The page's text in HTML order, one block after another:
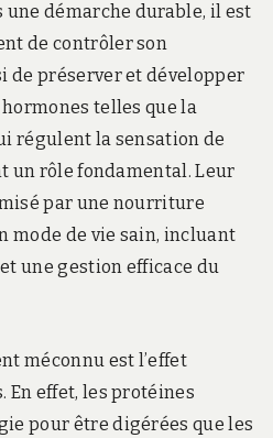
démarche durable, il est
de contrôler son
de préserver et développer
telles que la
régulent la sensation de
un rôle fondamental. Leur
par une nourriture
mode de vie sain, incluant
une gestion efficace du
méconnu est l’effet
effet, les protéines
pour être digérées que les